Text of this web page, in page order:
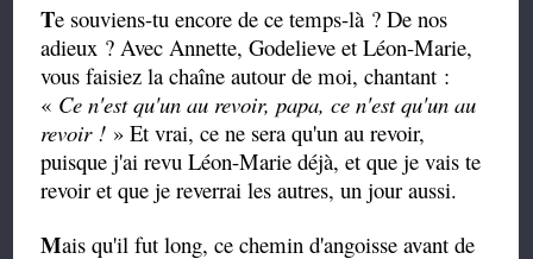
Te souviens-tu encore de ce temps-là ? De nos
adieux ? Avec Annette, Godelieve et Léon-Marie,
vous faisiez la chaîne autour de moi, chantant :
« Ce n'est qu'un au revoir, papa, ce n'est qu'un au
revoir ! » Et vrai, ce ne sera qu'un au revoir,
puisque j'ai revu Léon-Marie déjà, et que je vais te
revoir et que je reverrai les autres, un jour aussi.
Mais qu'il fut long, ce chemin d'angoisse avant de